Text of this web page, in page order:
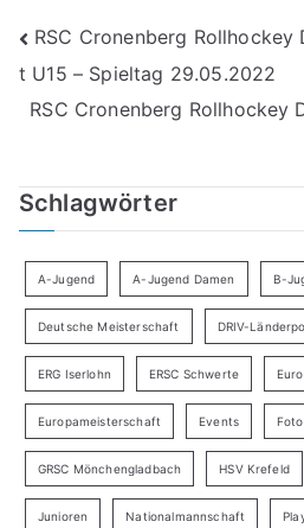
RSC Cronenberg
t U15 – Spieltag 29.05.2022
RSC Cronenberg Rollhockey
Schlagwörter
A-Jugend A-Jugend Damen B-
Deutsche Meisterschaft DRIV-
ERG Iserlohn ERSC Schwerte
Europameisterschaft Events
GRSC Mönchengladbach HSV Krefeld
Junioren Nationalmannschaft